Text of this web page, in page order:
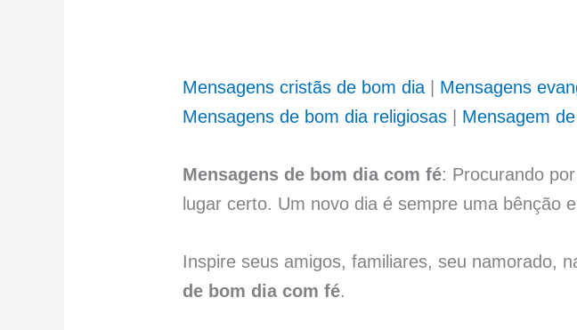
Mensagens cristãs de bom dia Mensagens
Mensagens de bom dia religiosas
Mensagem
Mensagens de bom dia com fé: Procurando por
lugar certo. Um novo dia é sempre uma bênção
Inspire seus amigos, familiares, seu namorado,
de bom dia com fé.